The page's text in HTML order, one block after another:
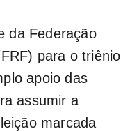
da Federação
para o triênio
apoio das
assumir a
marcada